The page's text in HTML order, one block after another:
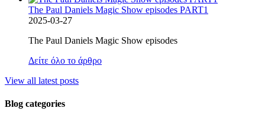
The Paul Daniels Magic Show episodes PART1
2025-03-27
The Paul Daniels Magic Show episodes
Δείτε όλο το άρθρο
View all latest posts
Blog categories